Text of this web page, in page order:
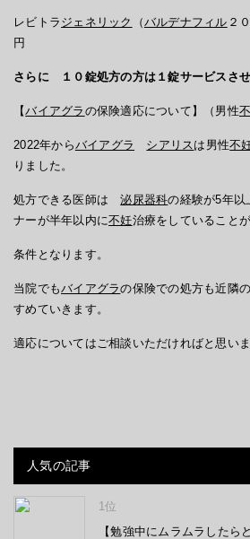
レビトラ ジェネリック （バルデナフィル ２
円
さらに １０錠処方の方は１錠サービスさ
【バイアグラ の保険適応について】（男性
2022年からバイアグラ シアリス は男性不
りました。
処方できる医師は泌尿器科の経験が5年
ナーが半年以内に不妊治療をしていることが
条件となります。
当院でもバイアグラの保険での処方も近隣
すめていきます。
適応についてはご相談いただければと思い
人気の記事
1位
【勉強中にムラムラしたら